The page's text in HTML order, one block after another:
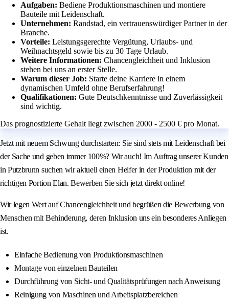
Aufgaben: Bediene Produktionsmaschinen und montiere
Bauteile mit Leidenschaft.
Unternehmen: Randstad, ein vertrauenswürdiger Partner in der
Branche.
Vorteile: Leistungsgerechte Vergütung, Urlaubs- und
Weihnachtsgeld sowie bis zu 30 Tage Urlaub.
Weitere Informationen: Chancengleichheit und Inklusion
stehen bei uns an erster Stelle.
Warum dieser Job: Starte deine Karriere in einem
dynamischen Umfeld ohne Berufserfahrung!
Qualifikationen: Gute Deutschkenntnisse und Zuverlässigkeit
sind wichtig.
Das prognostizierte Gehalt liegt zwischen 2000 - 2500 € pro Monat.
Jetzt mit neuem Schwung durchstarten: Sie sind stets mit Leidenschaft bei
der Sache und geben immer 100%? Wir auch! Im Auftrag unserer Kunden
in Putzbrunn suchen wir aktuell einen Helfer in der Produktion mit der
richtigen Portion Elan. Bewerben Sie sich jetzt direkt online!
Wir legen Wert auf Chancengleichheit und begrüßen die Bewerbung von
Menschen mit Behinderung, deren Inklusion uns ein besonderes Anliegen
ist.
Einfache Bedienung von Produktionsmaschinen
Montage von einzelnen Bauteilen
Durchführung von Sicht- und Qualitätsprüfungen nach Anweisung
Reinigung von Maschinen und Arbeitsplatzbereichen